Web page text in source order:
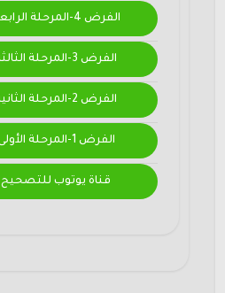
الفرض 4-المرحلة الرابعة
الفرض 3-المرحلة الثالثة
الفرض 2-المرحلة الثانية
الفرض 1-المرحلة الأولى
قناة يوتوب للتصحيح